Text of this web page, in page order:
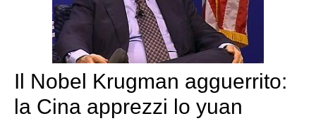
Il Nobel Krugman agguerrito:
la Cina apprezzi lo yuan